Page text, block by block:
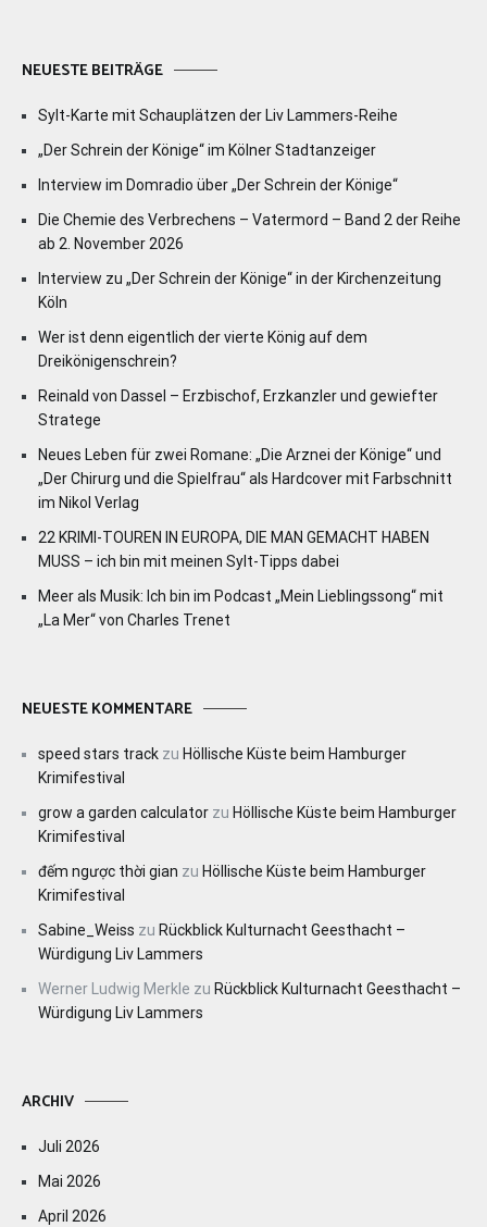
NEUESTE BEITRÄGE
Sylt-Karte mit Schauplätzen der Liv Lammers-Reihe
„Der Schrein der Könige“ im Kölner Stadtanzeiger
Interview im Domradio über „Der Schrein der Könige“
Die Chemie des Verbrechens – Vatermord – Band 2 der Reihe
ab 2. November 2026
Interview zu „Der Schrein der Könige“ in der Kirchenzeitung
Köln
Wer ist denn eigentlich der vierte König auf dem
Dreikönigenschrein?
Reinald von Dassel – Erzbischof, Erzkanzler und gewiefter
Stratege
Neues Leben für zwei Romane: „Die Arznei der Könige“ und
„Der Chirurg und die Spielfrau“ als Hardcover mit Farbschnitt
im Nikol Verlag
22 KRIMI-TOUREN IN EUROPA, DIE MAN GEMACHT HABEN
MUSS – ich bin mit meinen Sylt-Tipps dabei
Meer als Musik: Ich bin im Podcast „Mein Lieblingssong“ mit
„La Mer“ von Charles Trenet
NEUESTE KOMMENTARE
speed stars track zu Höllische Küste beim Hamburger
Krimifestival
grow a garden calculator zu Höllische Küste beim Hamburger
Krimifestival
đếm ngược thời gian zu Höllische Küste beim Hamburger
Krimifestival
Sabine_Weiss zu Rückblick Kulturnacht Geesthacht –
Würdigung Liv Lammers
Werner Ludwig Merkle zu Rückblick Kulturnacht Geesthacht –
Würdigung Liv Lammers
ARCHIV
Juli 2026
Mai 2026
April 2026